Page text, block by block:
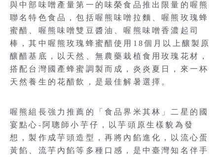
與中部味噌產量第一的味榮食品推出限量的喔熊
聯名特色食品，包括喔熊味噌拉麵、喔熊玫瑰蜂
蜜醋、喔熊味噌雙豆醬油、喔熊味噌香濃起司
棒，其中喔熊玫瑰蜂蜜醋使用18個月以上釀製原
釀醋基底，以天然、無農藥栽植食用玫瑰花材，
搭配台灣國產蜂蜜調製而成，炎炎夏日，來一杯
天然養生的花醋飲，是最佳解暑選擇。
喔熊組長強力推薦的「食品界米其林」二星的國
宴點心-阿聰師小芋仔，以芋頭原生樣貌為發
想，製作成芋頭造型，再將內餡進化，以流心蛋
黃餡、流芋內餡等多種口感，是中臺灣知名伴手